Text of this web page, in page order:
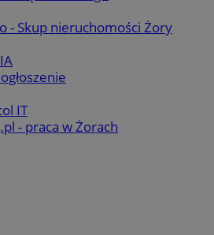
- Skup nieruchomości Żory
IT
- praca w Żorach